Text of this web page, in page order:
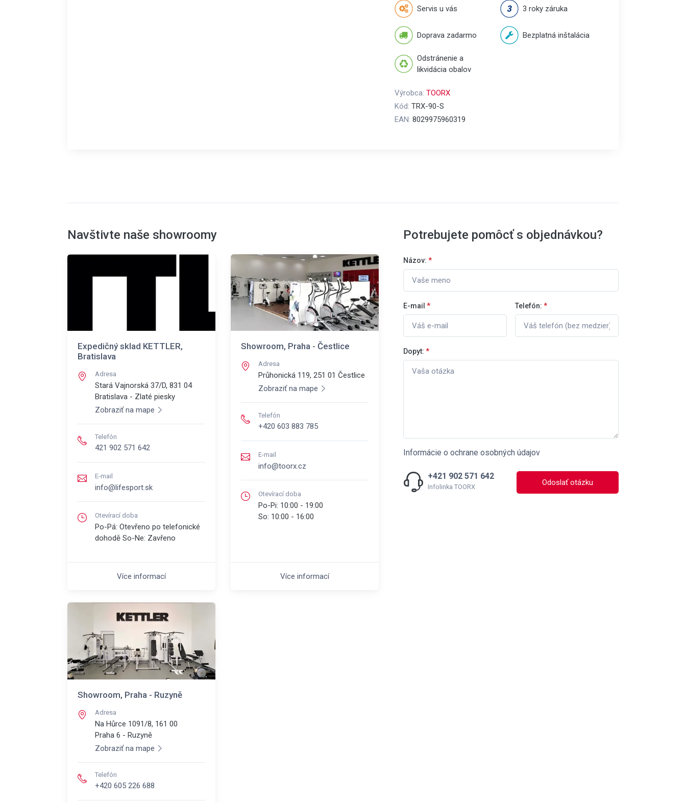
Servis u vás 3 roky záruka
Doprava zadarmo Bezplatná inštalácia
Odstránenie a
likvidácia obalov
Výrobca: TOORX
Kód: TRX-90-S
EAN: 8029975960319
Navštivte naše showroomy
Expedičný sklad KETTLER,
Bratislava
Adresa
Stará Vajnorská 37/D, 831 04
Bratislava - Zlaté piesky
Zobraziť na mape
Telefón
421 902 571 642
E-mail
info@lifesport.sk
Otevírací doba
Po-Pá: Otevřeno po telefonické
dohodě So-Ne: Zavřeno
Více informací
Showroom, Praha - Čestlice
Adresa
Průhonická 119, 251 01 Čestlice
Zobraziť na mape
Telefón
+420 603 883 785
E-mail
info@toorx.cz
Otevírací doba
Po-Pi: 10:00 - 19:00
So: 10:00 - 16:00
Více informací
Showroom, Praha - Ruzyně
Adresa
Na Hůrce 1091/8, 161 00
Praha 6 - Ruzyně
Zobraziť na mape
Telefón
+420 605 226 688
Potrebujete pomôcť s objednávkou?
Názov: *
E-mail * Telefón: *
Dopyt: *
Informácie o ochrane osobných údajov
+421 902 571 642
Infolinka TOORX Odoslať otázku